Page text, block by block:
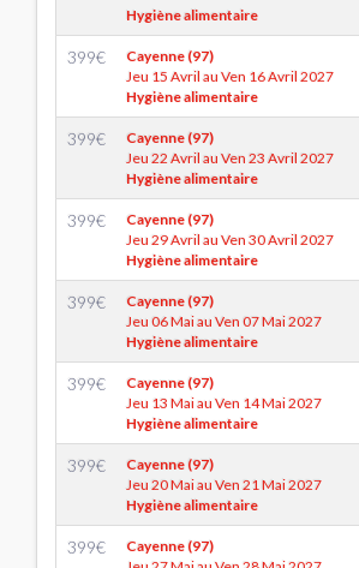
Hygiène alimentaire
399€
Cayenne (97)
Jeu 15 Avril au Ven 16 Avril 2027
Hygiène alimentaire
399€
Cayenne (97)
Jeu 22 Avril au Ven 23 Avril 2027
Hygiène alimentaire
399€
Cayenne (97)
Jeu 29 Avril au Ven 30 Avril 2027
Hygiène alimentaire
399€
Cayenne (97)
Jeu 06 Mai au Ven 07 Mai 2027
Hygiène alimentaire
399€
Cayenne (97)
Jeu 13 Mai au Ven 14 Mai 2027
Hygiène alimentaire
399€
Cayenne (97)
Jeu 20 Mai au Ven 21 Mai 2027
Hygiène alimentaire
399€
Cayenne (97)